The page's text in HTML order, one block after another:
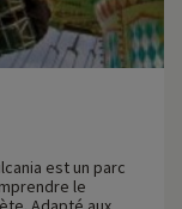
est un parc
le